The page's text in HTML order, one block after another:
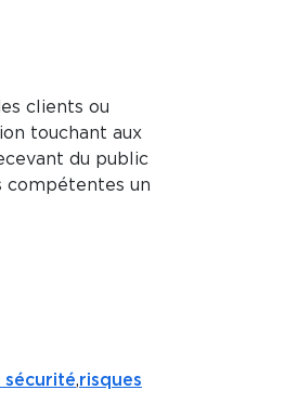
clients ou
touchant aux
du public
compétentes un
sécurité,risques